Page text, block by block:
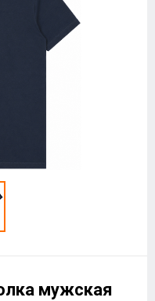
мужская